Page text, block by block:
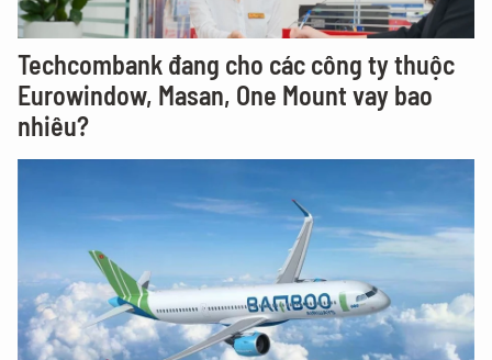
Techcombank đang cho các công ty thuộc
Eurowindow, Masan, One Mount vay bao
nhiêu?